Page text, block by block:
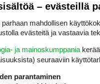
– evästeillä
mahdollisen
evästeitä ja vastaavia
ja mainoskumppania
seuraaviin
parantaminen